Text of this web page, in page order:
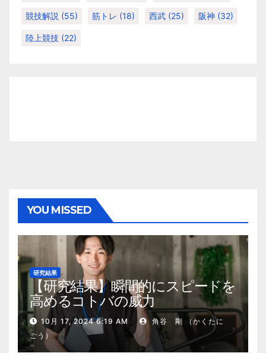
競技解説 (55) 筋トレ (18) 西武 (25) 阪神 (32)
陸上競技 (22)
YOU MISSED
研究結果
【研究結果】瞬間的にスピードを
高めるコトバの威力
10月 17, 2024 6:19 AM
角谷 剛 （かくたに
ごう）